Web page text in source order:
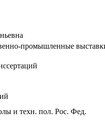
промышленные
и техн. пол. Рос. Фед.